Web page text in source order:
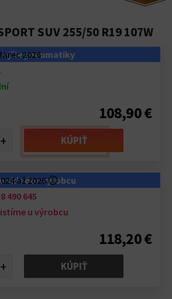
SUV 255/50 R19 107W
pneumatiky
2026
108,90 €
+ KÚPIŤ
skladov výrobcu
až 2026ⓘ
490 645
u výrobcu
118,20 €
+ KÚPIŤ